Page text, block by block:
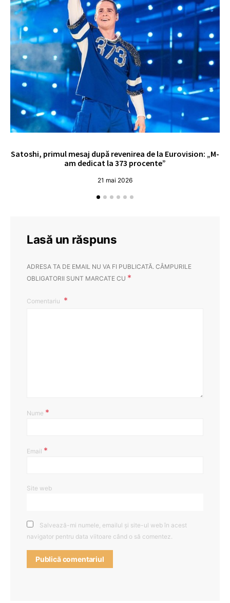
Satoshi, primul mesaj după revenirea de la Eurovision: „M-
am dedicat la 373 procente”
21 mai 2026
Lasă un răspuns
ADRESA TA DE EMAIL NU VA FI PUBLICATĂ. CÂMPURILE
OBLIGATORII SUNT MARCATE CU *
Comentariu
Nume *
Email *
Site web
Salvează-mi numele, emailul și site-ul web în acest
navigator pentru data viitoare când o să comentez.